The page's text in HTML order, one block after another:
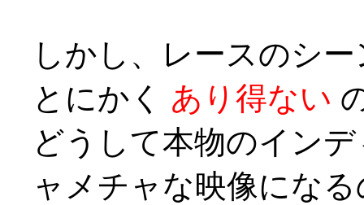
しかし、レースのシ
とにかく あり得ない
どうして本物のイン
ャメチャな映像にな